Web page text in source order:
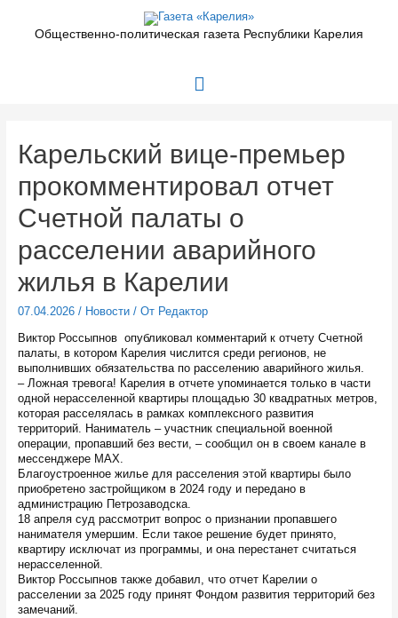
содержимомуОбщественно-политическая газета Республики Карелия
Главное
Карельский вице-премьер
прокомментировал отчет
Счетной палаты о
расселении аварийного
жилья в Карелии
07.04.2026/ Новости/ От Редактор
Виктор Россыпнов опубликовал комментарий к отчету Счетной
палаты, в котором Карелия числится среди регионов, не
выполнивших обязательства по расселению аварийного жилья.
– Ложная тревога! Карелия в отчете упоминается только в части
одной нерасселенной квартиры площадью 30 квадратных метров,
которая расселялась в рамках комплексного развития
территорий. Наниматель – участник специальной военной
операции, пропавший без вести, – сообщил он в своем канале в
мессенджере MAX.
Благоустроенное жилье для расселения этой квартиры было
приобретено застройщиком в 2024 году и передано в
администрацию Петрозаводска.
18 апреля суд рассмотрит вопрос о признании пропавшего
нанимателя умершим. Если такое решение будет принято,
квартиру исключат из программы, и она перестанет считаться
нерасселенной.
Виктор Россыпнов также добавил, что отчет Карелии о
расселении за 2025 году принят Фондом развития территорий без
замечаний.